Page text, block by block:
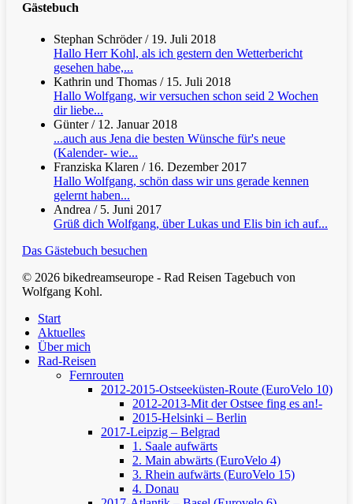
Gästebuch
Stephan Schröder/ 19. Juli 2018
Hallo Herr Kohl, als ich gestern den Wetterbericht
gesehen habe,...
Kathrin und Thomas / 15. Juli 2018
Hallo Wolfgang, wir versuchen schon seid 2 Wochen
dir liebe...
Günter/ 12. Januar 2018
...auch aus Jena die besten Wünsche für's neue
(Kalender- wie...
Franziska Klaren / 16. Dezember 2017
Hallo Wolfgang, schön dass wir uns gerade kennen
gelernt haben...
Andrea / 5. Juni 2017
Grüß dich Wolfgang, über Lukas und Elis bin ich auf...
Das Gästebuch besuchen
© 2026 bikedreamseurope - Rad Reisen Tagebuch von
Wolfgang Kohl.
Start
Aktuelles
Über mich
Rad-Reisen
Fernrouten
2012-2015-Ostseeküsten-Route (EuroVelo 10)
2012-2013-Mit der Ostsee fing es an!-
2015-Helsinki – Berlin
2017-Leipzig – Belgrad
1. Saale aufwärts
2. Main abwärts (EuroVelo 4)
3. Rhein aufwärts (EuroVelo 15)
4. Donau